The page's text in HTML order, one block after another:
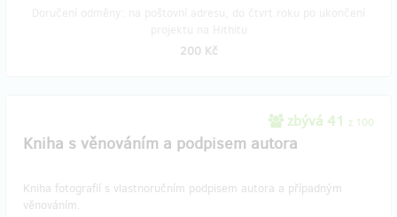
200 Kč
zbývá 41 z 100
Kniha s věnováním a podpisem autora
Kniha fotografií s vlastnoručním podpisem autora a případným
věnováním.